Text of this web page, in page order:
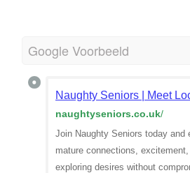
Google Voorbeeld
Naughty Seniors | Meet
naughtyseniors.co.uk/
Join Naughty Seniors today and
mature connections,
exploring desires without